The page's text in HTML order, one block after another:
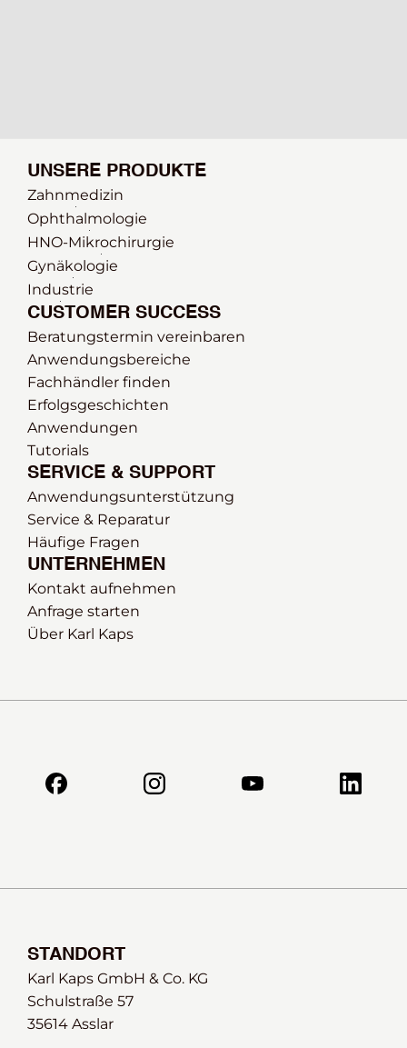
UNSERE PRODUKTE
Zahnmedizin
Ophthalmologie
HNO-Mikrochirurgie
Gynäkologie
Industrie
SERVICE & SUPPORT
Service & Reparatur
Anwendungsunterstützung
Häufige Fragen
CUSTOMER SUCCESS
Beratungstermin vereinbaren
Anwendungsbereiche
Fachhändler finden
Erfolgsgeschichten
Anwendungen
Tutorials
UNTERNEHMEN
Anfrage starten
Über Karl Kaps
Kontakt aufnehmen
STANDORT
Karl Kaps GmbH & Co. KG
Schulstraße 57
35614 Asslar